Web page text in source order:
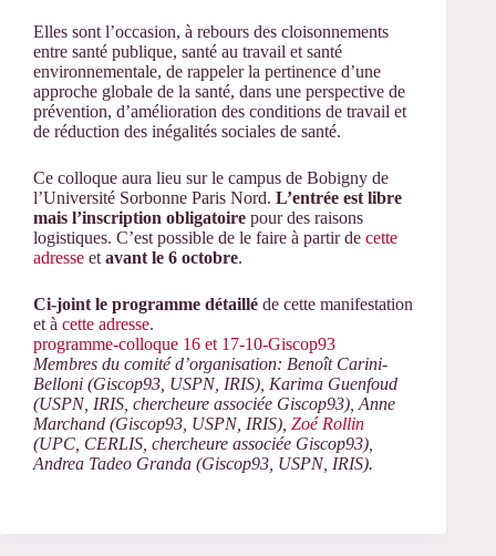
Elles sont l’occasion, à rebours des cloisonnements
entre santé publique, santé au travail et santé
environnementale, de rappeler la pertinence d’une
approche globale de la santé, dans une perspective de
prévention, d’amélioration des conditions de travail et
de réduction des inégalités sociales de santé.
Ce colloque aura lieu sur le campus de Bobigny de
l’Université Sorbonne Paris Nord. L’entrée est libre
mais l’inscription obligatoire pour des raisons
logistiques. C’est possible de le faire à partir de cette
adresse et avant le 6 octobre.
Ci-joint le programme détaillé de cette manifestation
et à cette adresse.
programme-colloque 16 et 17-10-Giscop93
Membres du comité d’organisation: Benoît Carini-
Belloni (Giscop93, USPN, IRIS), Karima Guenfoud
(USPN, IRIS, chercheure associée Giscop93), Anne
Marchand (Giscop93, USPN, IRIS), Zoé Rollin
(UPC, CERLIS, chercheure associée Giscop93),
Andrea Tadeo Granda (Giscop93, USPN, IRIS).